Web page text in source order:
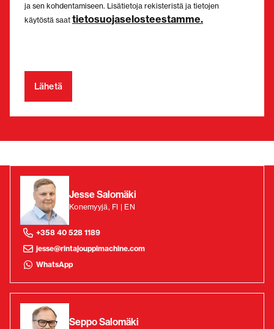
ja sen kohdentamiseen. Lisätietoja rekisteristä ja tietojen
käytöstä saat tietosuojaselosteestamme.
Jesse Salomäki
Konemyyjä, FI | EN
+358 40 528 1189
jesse@rintajouppimachine.com
WhatsApp
Seppo Salomäki